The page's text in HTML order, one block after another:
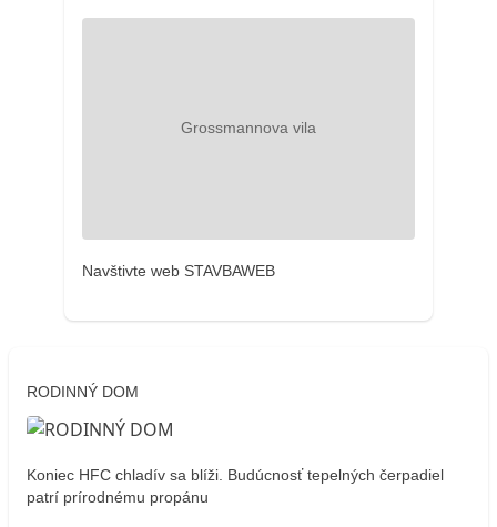
Navštivte web STAVBAWEB
RODINNÝ DOM
Koniec HFC chladív sa blíži. Budúcnosť tepelných čerpadiel
patrí prírodnému propánu